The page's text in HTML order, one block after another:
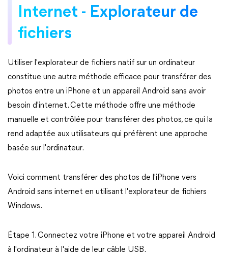
Internet - Explorateur de
fichiers
Utiliser l'explorateur de fichiers natif sur un ordinateur
constitue une autre méthode efficace pour transférer des
photos entre un iPhone et un appareil Android sans avoir
besoin d'internet. Cette méthode offre une méthode
manuelle et contrôlée pour transférer des photos, ce qui la
rend adaptée aux utilisateurs qui préfèrent une approche
basée sur l'ordinateur.
Voici comment transférer des photos de l'iPhone vers
Android sans internet en utilisant l'explorateur de fichiers
Windows.
Étape 1. Connectez votre iPhone et votre appareil Android
à l'ordinateur à l'aide de leur câble USB.